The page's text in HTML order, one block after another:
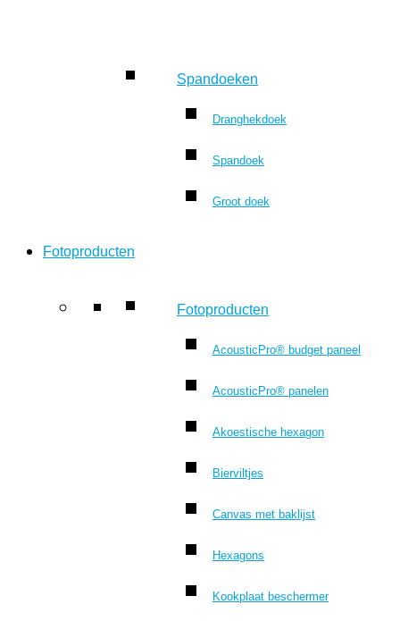
Spandoeken
Dranghekdoek
Spandoek
Groot doek
Fotoproducten
Fotoproducten
AcousticPro® budget paneel
AcousticPro® panelen
Akoestische hexagon
Bierviltjes
Canvas met baklijst
Hexagons
Kookplaat beschermer